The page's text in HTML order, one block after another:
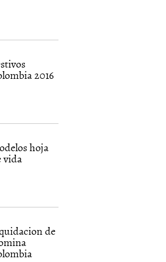
2016
hoja
vida
de